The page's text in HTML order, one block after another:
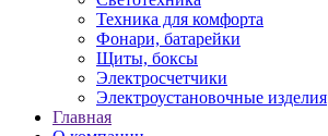
Техника для комфорта
Фонари, батарейки
Щиты, боксы
Электросчетчики
Электроустановочные изделия
Главная